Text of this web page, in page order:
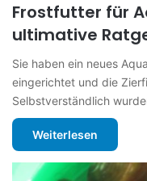
Frostfutter für
ultimative
Sie haben ein neues
eingerichtet und die
Selbstverständlich
Weiterlesen